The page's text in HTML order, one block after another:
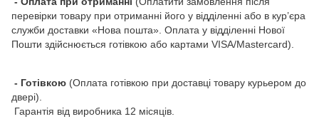
перевірки товару при отриманні його у відділенні або в кур’єра
служби доставки «Нова пошта». Оплата у відділенні Нової
Пошти здійснюється готівкою або картами VISA/Mastercard).
- Готівкою (Оплата готівкою при доставці товару курьером до
двері).
Гарантія від виробника 12 місяців.